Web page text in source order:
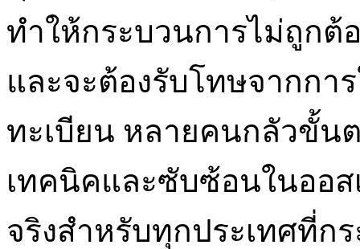
ทำให้กระบวนการไม่ถูกต้
และจะต้องรับโทษจากกา
ทะเบียน หลายคนกลัวขั้น
เทคนิคและซับซ้อนในออส
จริงสำหรับทุกประเทศที่ก